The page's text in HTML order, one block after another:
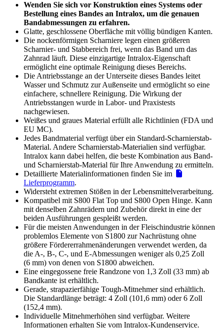
Wenden Sie sich vor Konstruktion eines Systems oder
Bestellung eines Bandes an Intralox, um die genauen
Bandabmessungen zu erfahren.
Glatte, geschlossene Oberfläche mit völlig bündigen Kanten.
Die nockenförmigen Scharniere legen einen größeren
Scharnier- und Stabbereich frei, wenn das Band um das
Zahnrad läuft. Diese einzigartige Intralox-Eigenschaft
ermöglicht eine optimale Reinigung dieses Bereichs.
Die Antriebsstange an der Unterseite dieses Bandes leitet
Wasser und Schmutz zur Außenseite und ermöglicht so eine
einfachere, schnellere Reinigung. Die Wirkung der
Antriebsstangen wurde in Labor- und Praxistests
nachgewiesen.
Weißes und graues Material erfüllt alle Richtlinien (FDA und
EU MC).
Jedes Bandmaterial verfügt über ein Standard-Scharnierstab-
Material. Andere Scharnierstab-Materialien sind verfügbar.
Intralox kann dabei helfen, die beste Kombination aus Band-
und Scharnierstab-Material für Ihre Anwendung zu ermitteln.
Detaillierte Materialinformationen finden Sie im
Lieferprogramm.
Widersteht extremen Stößen in der Lebensmittelverarbeitung.
Kompatibel mit S800 Flat Top und S800 Open Hinge. Kann
mit denselben Zahnrädern und Zubehör direkt in eine der
beiden Ausführungen gespleißt werden.
Für die meisten Anwendungen in der Fleischindustrie können
problemlos Elemente von S1800 zur Nachrüstung ohne
größere Fördererrahmenänderungen verwendet werden, da
die A-, B-, C-, und E-Abmessungen weniger als 0,25 Zoll
(6 mm) von denen von S1800 abweichen.
Eine eingegossene freie Randzone von 1,3 Zoll (33 mm) ab
Bandkante ist erhältlich.
Gerade, strapazierfähige Tough-Mitnehmer sind erhältlich.
Die Standardlänge beträgt: 4 Zoll (101,6 mm) oder 6 Zoll
(152,4 mm).
Individuelle Mitnehmerhöhen sind verfügbar. Weitere
Informationen erhalten Sie vom Intralox-Kundenservice.